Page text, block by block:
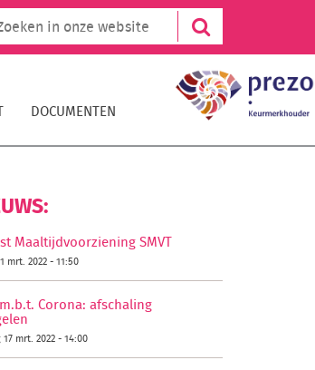
DOCUMENTEN
Maaltijdvoorziening SMVT
mrt. 2022 - 11:50
Corona: afschaling
mrt. 2022 - 14:00